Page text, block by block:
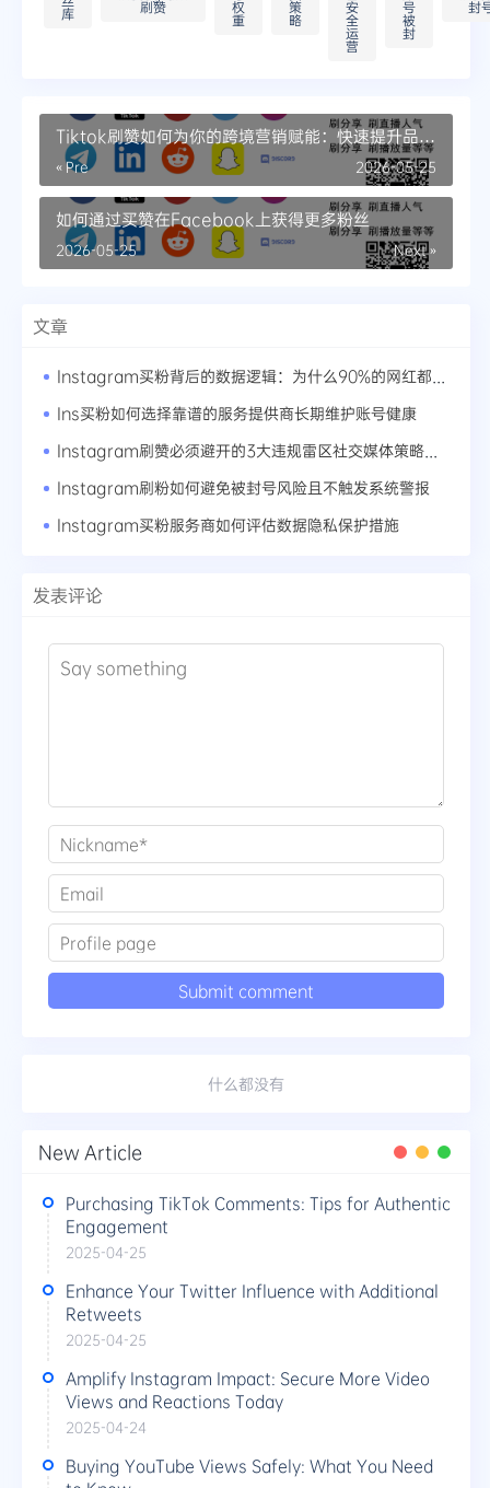
库 刷赞 权
重
策
略
安
全
运
营
号
被
封
封
Tiktok刷赞如何为你的跨境营销赋能：快速提升品牌
国际影响力的秘诀
« Pre 2026-05-25
如何通过买赞在Facebook上获得更多粉丝
Next »
2026-05-25
文章
Ins买粉如何选择靠谱的服务提供商长期维护账号健康
Instagram刷粉如何避免被封号风险且不触发系统警报
Instagram买粉服务商如何评估数据隐私保护措施
发表评论
什么都没有
New Article
Purchasing TikTok Comments: Tips for Authentic
Engagement
2025-04-25
Enhance Your Twitter Influence with Additional
Retweets
2025-04-25
Amplify Instagram Impact: Secure More Video
Views and Reactions Today
2025-04-24
Buying YouTube Views Safely: What You Need